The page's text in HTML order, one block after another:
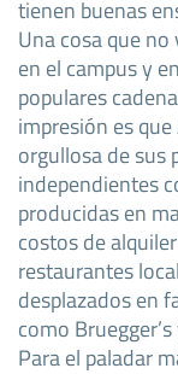
tienen buenas
Una cosa que
en el campus y
populares
impresión es
orgullosa de sus
independientes
producidas en
costos de
restaurantes
desplazados en
como
Para el paladar